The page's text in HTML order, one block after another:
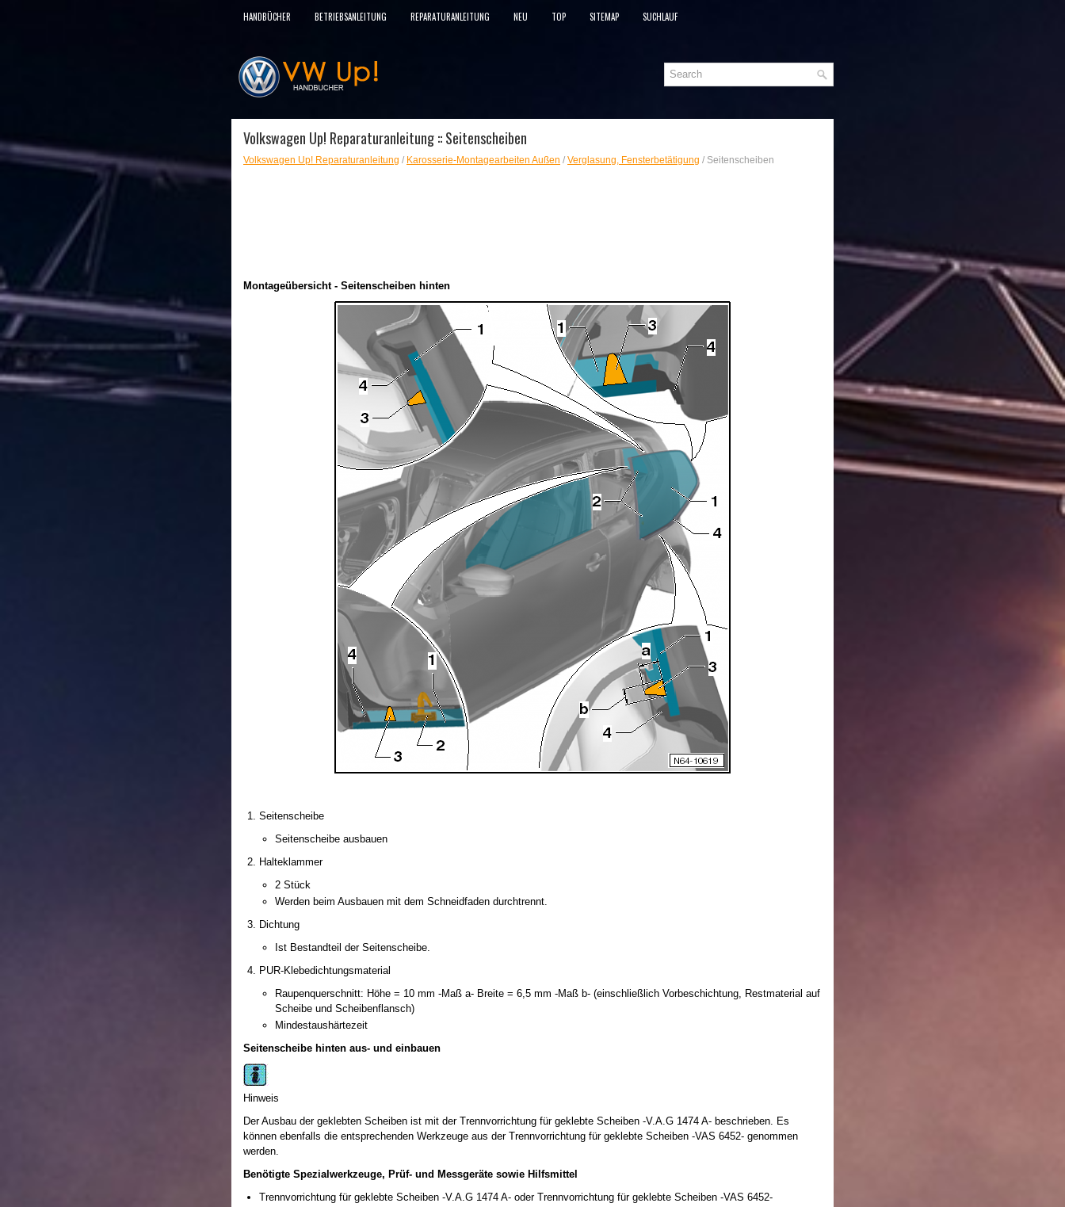
HANDBÜCHER BETRIEBSANLEITUNG REPARATURANLEITUNG NEU TOP SITEMAP SUCHLAUF
Volkswagen Up! Reparaturanleitung :: Seitenscheiben
Volkswagen Up! Reparaturanleitung / Karosserie-Montagearbeiten Außen / Verglasung, Fensterbetätigung / Seitenscheiben
Montageübersicht - Seitenscheiben hinten
Seitenscheibe
Seitenscheibe ausbauen
Halteklammer
2 Stück
Werden beim Ausbauen mit dem Schneidfaden durchtrennt.
Dichtung
Ist Bestandteil der Seitenscheibe.
PUR-Klebedichtungsmaterial
Raupenquerschnitt: Höhe = 10 mm -Maß a- Breite = 6,5 mm -Maß b- (einschließlich Vorbeschichtung, Restmaterial auf
Scheibe und Scheibenflansch)
Mindestaushärtezeit
Seitenscheibe hinten aus- und einbauen
Hinweis
Der Ausbau der geklebten Scheiben ist mit der Trennvorrichtung für geklebte Scheiben -V.A.G 1474 A- beschrieben. Es
können ebenfalls die entsprechenden Werkzeuge aus der Trennvorrichtung für geklebte Scheiben -VAS 6452- genommen
werden.
Benötigte Spezialwerkzeuge, Prüf- und Messgeräte sowie Hilfsmittel
Trennvorrichtung für geklebte Scheiben -V.A.G 1474 A- oder Trennvorrichtung für geklebte Scheiben -VAS 6452-